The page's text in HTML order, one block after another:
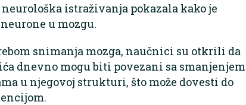
neurološka istraživanja pokazala kako je
u mozgu.
snimanja mozga, naučnici su otkrili da
dnevno mogu biti povezani sa smanjenjem
u njegovoj strukturi, što može dovesti do